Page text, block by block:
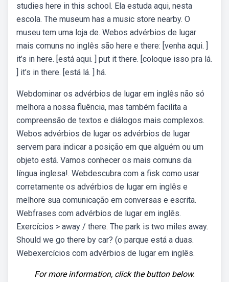
studies here in this school. Ela estuda aqui, nesta
escola. The museum has a music store nearby. O
museu tem uma loja de. Webos advérbios de lugar
mais comuns no inglês são here e there: [venha aqui. ]
it’s in here. [está aqui. ] put it there. [coloque isso pra lá.
] it’s in there. [está lá. ] há.
Webdominar os advérbios de lugar em inglês não só
melhora a nossa fluência, mas também facilita a
compreensão de textos e diálogos mais complexos.
Webos advérbios de lugar os advérbios de lugar
servem para indicar a posição em que alguém ou um
objeto está. Vamos conhecer os mais comuns da
língua inglesa!. Webdescubra com a fisk como usar
corretamente os advérbios de lugar em inglês e
melhore sua comunicação em conversas e escrita.
Webfrases com advérbios de lugar em inglês.
Exercícios > away / there. The park is two miles away.
Should we go there by car? (o parque está a duas.
Webexercícios com advérbios de lugar em inglês.
For more information, click the button below.